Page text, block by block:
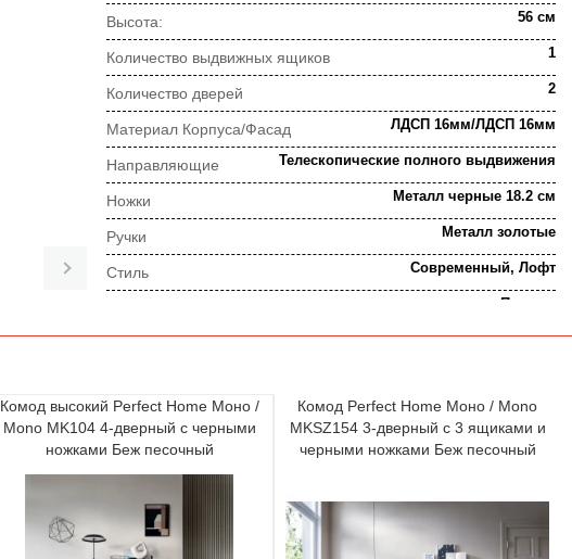
Высота: 56 см
Количество выдвижных ящиков 1
Количество дверей 2
Материал Корпуса/Фасад ЛДСП 16мм/ЛДСП 16мм
Направляющие Телескопические полного выдвижения
Ножки Металл черные 18.2 см
Ручки Металл золотые
Стиль Современный, Лофт
Польша
Для приставок, ТВ, колонок
Цвет Беж песочный
ПОРЯДОК ВЫПОЛНЕНИЯ ЗАКАЗА
Комод высокий Perfect Home Моно /
Mono MK104 4-дверный с черными
ножками Беж песочный
Комод Perfect Home Моно / Mono
MKSZ154 3-дверный с 3 ящиками и
черными ножками Беж песочный